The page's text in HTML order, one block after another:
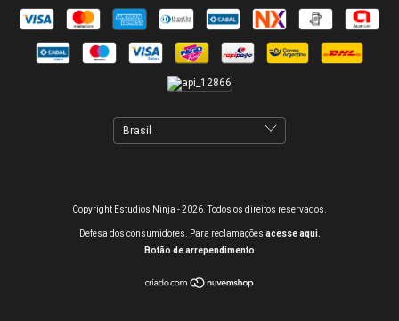
Copyright Estudios Ninja - 2026. Todos os direitos reservados.
Defesa dos consumidores. Para reclamações acesse aqui.
Botão de arrependimento